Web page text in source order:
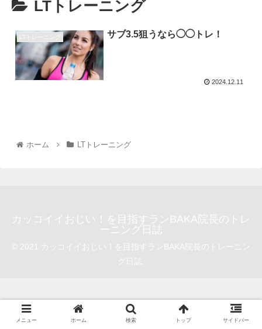
LTトレーニング
サブ3.5狙うなら◯◯トレ！
2024.12.11
ホーム LTトレーニング
カッコイイおじい！を目指すランBAKA院長のトレ
ーニング日誌
© 2021 カッコイイおじい！を目指すランBAKA院長のトレーニン
グ日誌.
メニュー ホーム 検索 トップ サイドバー